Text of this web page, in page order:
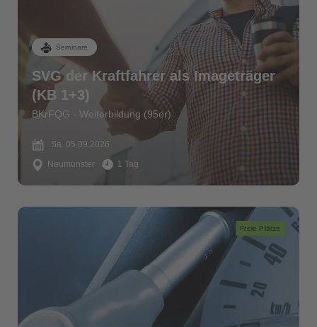
Seminare
SVG der Kraftfahrer als Imageträger
(KB 1+3)
BKrFQG - Weiterbildung (95er)
Sa. 05.09.2026
Neumünster
1 Tag
Freie Plätze